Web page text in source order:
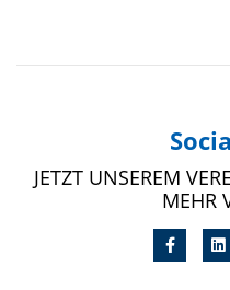
JETZT UNSEREM
MEHR